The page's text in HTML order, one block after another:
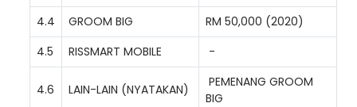
4.4 GROOM BIG
RM 50,000 (2020)
4.5
RISSMART MOBILE -
4.6 LAIN-LAIN (NYATAKAN)
PEMENANG GROOM
BIG
Loading AiRIS...